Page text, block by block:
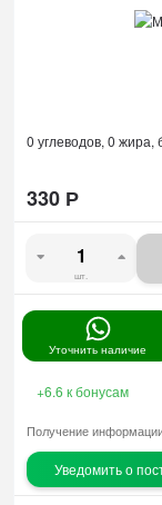
0 углеводов, 0 жира,
330 Р
шт.
Уточнить наличие
+6.6 к бонусам
Получение
Уведомить о